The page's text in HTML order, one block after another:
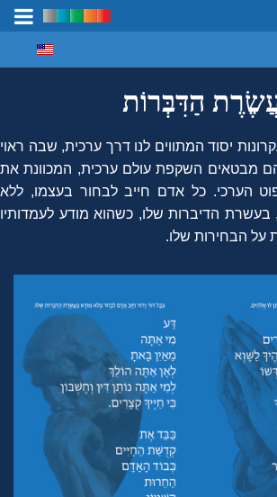
הַדִּבְּרוֹת
יסוד המתווים לנו דרך ערכית, שבה ראוי
הם מבטאים השקפת עולם ערכית, המכוונת את
הערכי.כל אדם חייב לבחור בעצמו, ללא
בעשרת הדיברות שלו, כשהוא מודע לעמדותיו
על הבחירות שלו.